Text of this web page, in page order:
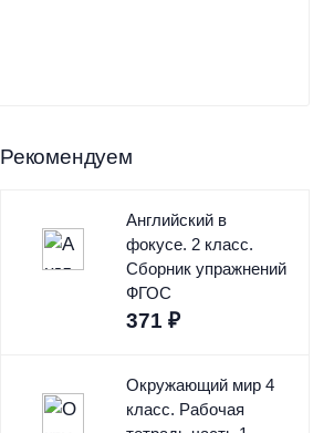
Рекомендуем
Английский в
фокусе. 2 класс.
Сборник упражнений
ФГОС
371 ₽
Окружающий мир 4
класс. Рабочая